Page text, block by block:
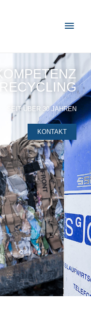
RECYCLING
SEIT ÜBER 30 JAHREN
KONTAKT